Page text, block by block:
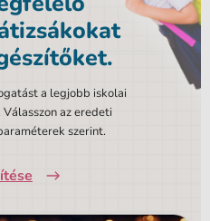
a legjobb iskolai
az eredeti
szerint.